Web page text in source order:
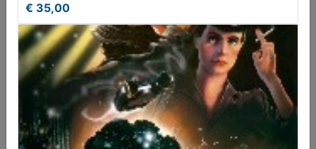
€ 35,00